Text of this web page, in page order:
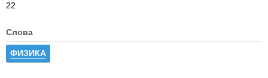
22
Слова
ФИЗИКА